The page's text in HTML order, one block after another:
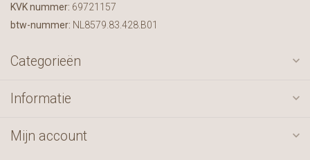
KVK nummer: 69721157
btw-nummer: NL8579.83.428.B01
Categorieën
Informatie
Mijn account